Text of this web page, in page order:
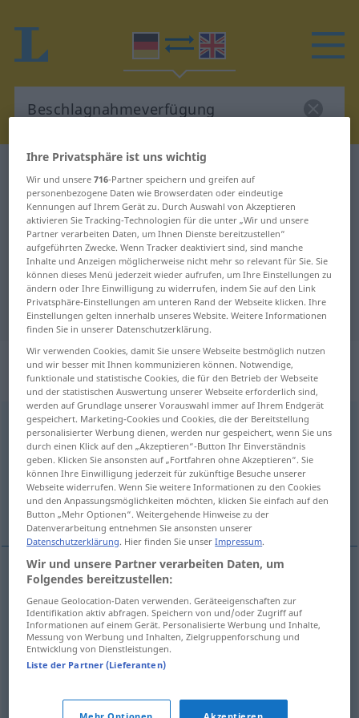
Beschlagnahmeverfügung
Deutsch-Englisch Übersetzung für
"Beschlagnahmeverfügung"
"Beschlagnahmeverfügung"
Englisch Übersetzung
„Beschlagnahmeverfügung“:
Femininum
Beschlagnahmeverfügungf
Übersicht aller Übersetzungen
(Für mehr Details die Übersetzung anklicken/antippen)
requisitioning order charging order
charging
order
Beschlagnahmeverfügung JUR
requisitioningorder Beschlagnahmeverfügung
Ihre Privatsphäre ist uns wichtig
Wir und unsere716-Partner speichern und greifen auf
personenbezogene Daten wie Browserdaten oder eindeutige
Kennungen auf Ihrem Gerät zu. Durch Auswahl von Akzeptieren
aktivieren Sie Tracking-Technologien für die unter „Wir und unsere
Partner verarbeiten Daten, um Ihnen Dienste bereitzustellen“
aufgeführten Zwecke. Wenn Tracker deaktiviert sind, sind manche
Inhalte und Anzeigen möglicherweise nicht mehr so relevant für Sie. Sie
können dieses Menü jederzeit wieder aufrufen, um Ihre Einstellungen zu
ändern oder Ihre Einwilligung zu widerrufen, indem Sie auf den Link
Privatsphäre-Einstellungen am unteren Rand der Webseite klicken. Ihre
Einstellungen gelten innerhalb unseres Website. Weitere Informationen
finden Sie in unserer Datenschutzerklärung.
Wir verwenden Cookies, damit Sie unsere Webseite bestmöglich nutzen
und wir besser mit Ihnen kommunizieren können. Notwendige,
funktionale und statistische Cookies, die für den Betrieb der Webseite
und der statistischen Auswertung unserer Webseite erforderlich sind,
werden auf Grundlage unserer Vorauswahl immer auf Ihrem Endgerät
gespeichert. Marketing-Cookies und Cookies, die der Bereitstellung
personalisierter Werbung dienen, werden nur gespeichert, wenn Sie uns
durch einen Klick auf den „Akzeptieren“-Button Ihr Einverständnis
geben. Klicken Sie ansonsten auf „Fortfahren ohne Akzeptieren“. Sie
können Ihre Einwilligung jederzeit für zukünftige Besuche unserer
Webseite widerrufen. Wenn Sie weitere Informationen zu den Cookies
und den Anpassungsmöglichkeiten möchten, klicken Sie einfach auf den
Button „Mehr Optionen“. Weitergehende Hinweise zu der
Datenverarbeitung entnehmen Sie ansonsten unserer
Datenschutzerklärung. Hier finden Sie unserImpressum.
Wir und unsere Partner verarbeiten Daten, um
Folgendes bereitzustellen:
Genaue Geolocation-Daten verwenden. Geräteeigenschaften zur
Identifikation aktiv abfragen. Speichern von und/oder Zugriff auf
Informationen auf einem Gerät. Personalisierte Werbung und Inhalte,
Messung von Werbung und Inhalten, Zielgruppenforschung und
Entwicklung von Dienstleistungen.
Liste der Partner (Lieferanten)